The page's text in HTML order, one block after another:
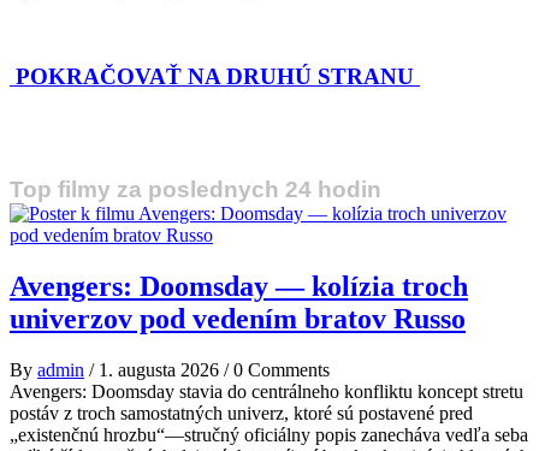
POKRAČOVAŤ NA DRUHÚ STRANU
Top filmy za poslednych 24 hodin
Avengers: Doomsday — kolízia troch
univerzov pod vedením bratov Russo
By admin / 1. augusta 2026 /0 Comments
Avengers: Doomsday stavia do centrálneho konfliktu koncept stretu
postáv z troch samostatných univerz, ktoré sú postavené pred
„existenčnú hrozbu“—stručný oficiálny popis zanecháva vedľa seba